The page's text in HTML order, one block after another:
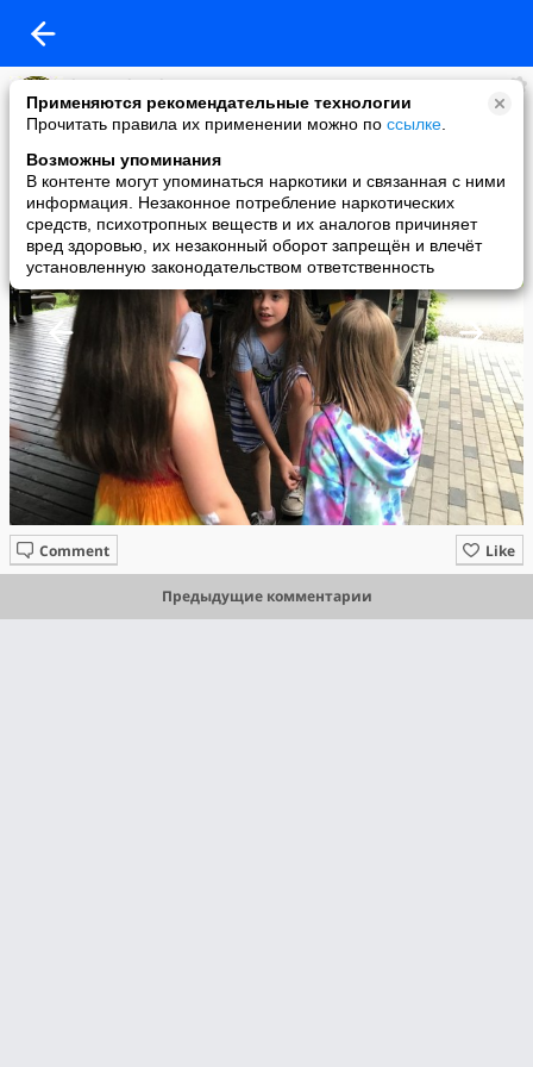
Применяются рекомендательные технологии
Прочитать правила их применении можно по ссылке
Возможны упоминания
В контенте могут упоминаться наркотики и связанная с ними
информация. Незаконное потребление наркотических
средств, психотропных веществ и их аналогов причиняет
вред здоровью, их незаконный оборот запрещён и влечёт
установленную законодательством ответственность
karate shotokan
added a photo
08 Apr в 13:35
Like
Comment
Предыдущие комментарии